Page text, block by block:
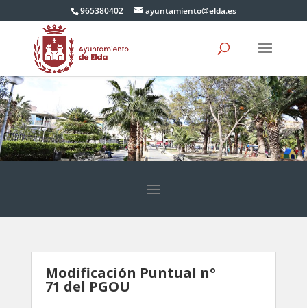
965380402 ayuntamiento@elda.es
Modificación Puntual nº
71 del PGOU